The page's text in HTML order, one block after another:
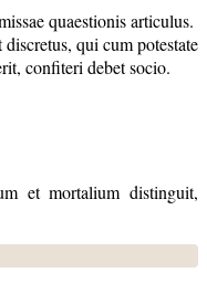
quaestionis articulus.
discretus, qui cum potestate
confiteri debet socio.
et mortalium distinguit,